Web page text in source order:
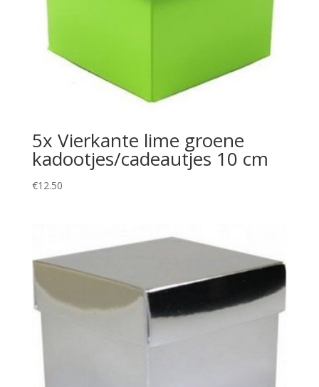
5x Vierkante lime groene
kadootjes/cadeautjes 10 cm
€12.50